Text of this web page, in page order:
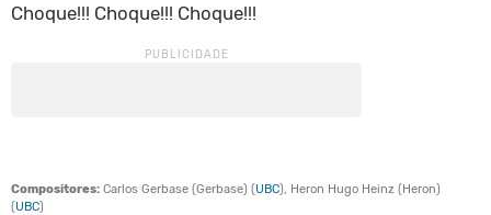
Choque!!! Choque!!! Choque!!!
Compositores: Carlos Gerbase (Gerbase) (UBC), Heron Hugo Heinz (Heron)
(UBC)